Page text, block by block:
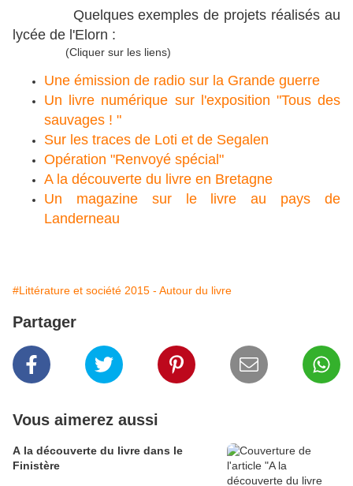
Quelques exemples de projets réalisés au
lycée de l'Elorn :
(Cliquer sur les liens)
Une émission de radio sur la Grande guerre
Un livre numérique sur l'exposition "Tous des
sauvages ! "
Sur les traces de Loti et de Segalen
Opération "Renvoyé spécial"
A la découverte du livre en Bretagne
Un magazine sur le livre au pays de
Landerneau
#Littérature et société 2015 - Autour du livre
Partager
Vous aimerez aussi
A la découverte du livre dans le
Finistère